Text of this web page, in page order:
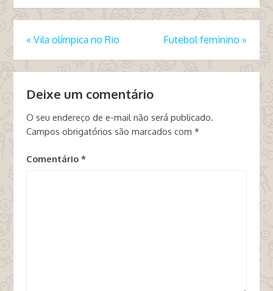
« Vila olímpica no Rio Futebol feminino »
Deixe um comentário
O seu endereço de e-mail não será publicado.
Campos obrigatórios são marcados com *
Comentário *